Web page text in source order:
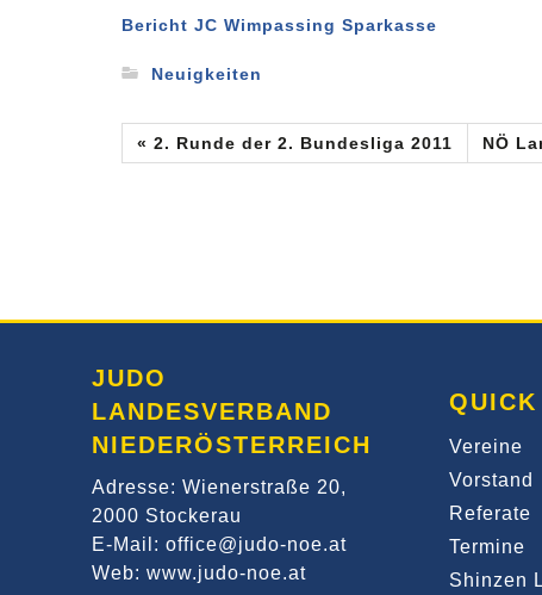
Bericht JC Wimpassing Sparkasse
Neuigkeiten
« 2. Runde der 2. Bundesliga 2011 NÖ
JUDO
LANDESVERBAND
NIEDERÖSTERREICH
Adresse: Wienerstraße 20,
2000 Stockerau
E-Mail: office@judo-noe.at
Web: www.judo-noe.at
Vereine
Vorstand
Referate
Termine
Shinzen